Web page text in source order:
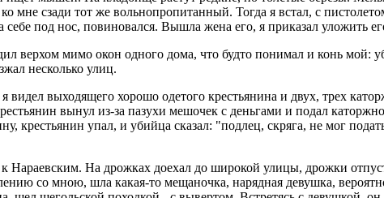
ко мне сзади тот же вольнопропитанный. Тогда я встал, с
под нос, повиновался. Вышла жена его, я приказал уложить
верхом мимо окон одного дома, что будто понимал и конь мой:
несколько улиц.
видел выходящего хорошо одетого крестьянина и двух, трех
вынул из-за пазухи мешочек с деньгами и подал
крестьянин упал, и убийца сказал: "подлец, скряга, не мог
Нараевским. На дрожках доехал до широкой улицы, дрожки
со мною, шла какая-то мещаночка, нарядная девушка,